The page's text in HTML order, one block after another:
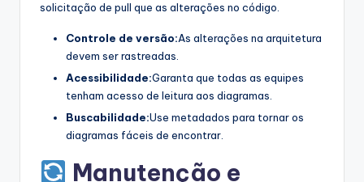
solicitação de pull que as alterações no código.
Controle de versão:As alterações na arquitetura
devem ser rastreadas.
Acessibilidade:Garanta que todas as equipes
tenham acesso de leitura aos diagramas.
Buscabilidade:Use metadados para tornar os
diagramas fáceis de encontrar.
Manutenção e